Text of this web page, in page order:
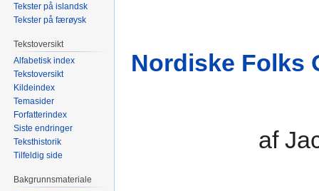
Nordiske Folks
af
Tekster på islandsk
Tekster på færøysk
Tekstoversikt
Alfabetisk index
Tekstoversikt
Kildeindex
Temasider
Forfatterindex
Siste endringer
Teksthistorik
Tilfeldig side
Bakgrunnsmateriale